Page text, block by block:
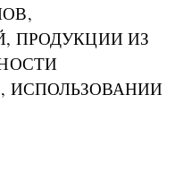
ПРОДУКЦИИ ИЗ
ИСПОЛЬЗОВАНИИ